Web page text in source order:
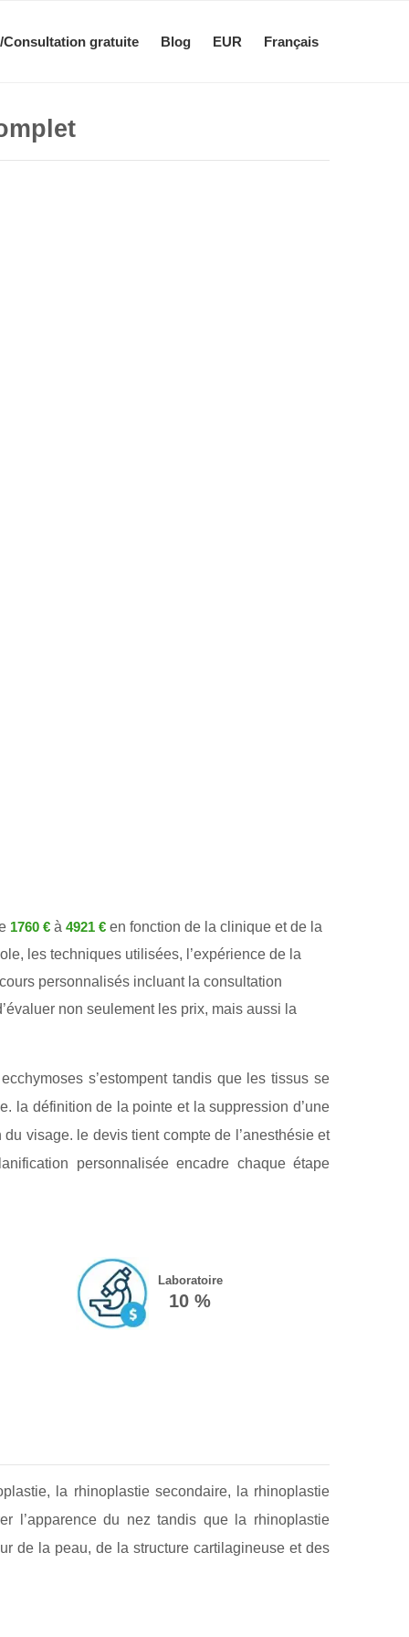
Consultation gratuite Blog EUR Français
1760 € à 4921 € en fonction de la clinique et de la
les techniques utilisées, l’expérience de la
personnalisés incluant la consultation
non seulement les prix, mais aussi la
s’estompent tandis que les tissus se
la définition de la pointe et la suppression d’une
visage. le devis tient compte de l’anesthésie et
personnalisée encadre chaque étape
Laboratoire
10 %
la rhinoplastie secondaire, la rhinoplastie
l’apparence du nez tandis que la rhinoplastie
de la peau, de la structure cartilagineuse et des